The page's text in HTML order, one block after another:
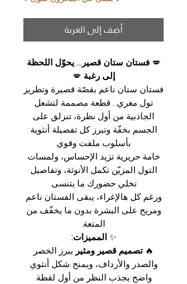
أضِف إلى العربة
💋فستان ستان قصير… يحوّل اللحظة
إلى رغبة 💋
فستان ستان ناعم بقصّة قصيرة وتطريز
تول مغري… قطعة مصممة لتشعل
الجاذبية من أول نظرة، تنزلق على
الجسم بخفّة وتبرز كل تفصيلة أنثوية
بأسلوب ملفت وقوي.
خامة حريرية تزيد الإحساس، ولمسات
التول المزيّن تكمل الأنوثة، وتفاصيل
تخلي حضورك ما يتنسى.
ورغم كل هالإغراء، يبقى الفستان ناعم
ومريح على البشرة بدون ما يخفّف من
المتعة.
✨المميزات:
🔥تصميم قصير ومثير يبرز الخصر
والصدر والأرداف، ويمنح شكل أنثوي
واضح يجذب النظر من أول لقطة.